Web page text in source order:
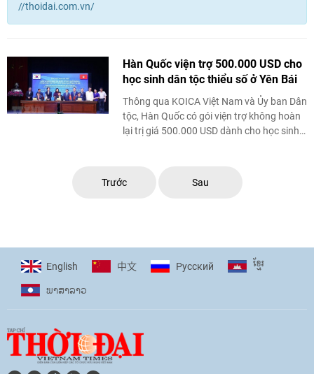
//thoidai.com.vn/
Hàn Quốc viện trợ 500.000 USD cho
học sinh dân tộc thiểu số ở Yên Bái
Thông qua KOICA Việt Nam và Ủy ban Dân
tộc, Hàn Quốc có gói viện trợ không hoàn
lại trị giá 500.000 USD dành cho học sinh
Trước Sau
English 中文 Pусский ខ្មែរ
ພາ​ສາ​ລາວ